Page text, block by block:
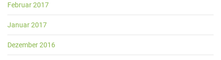
Februar 2017
Januar 2017
Dezember 2016